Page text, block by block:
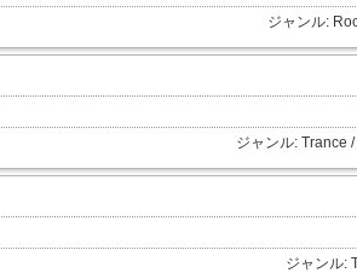
ジャンル:
ジャンル: Trance
ジャンル: